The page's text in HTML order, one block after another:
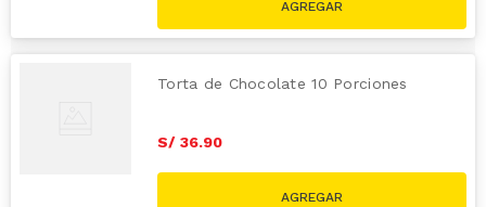
Torta de Chocolate 10 Porciones
S/ 36.90